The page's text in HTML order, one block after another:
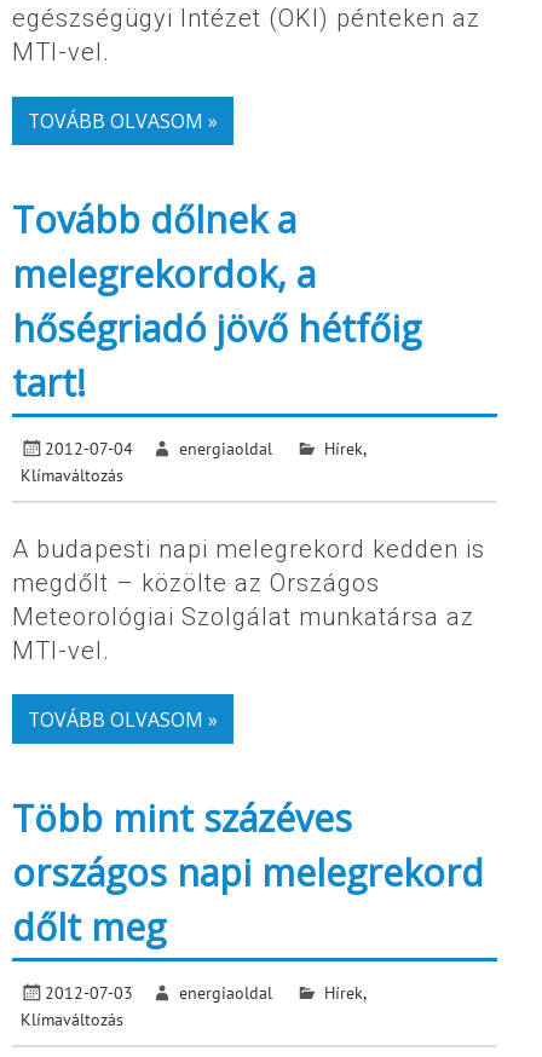
egészségügyi Intézet (OKI) pénteken az
MTI-vel.
TOVÁBB OLVASOM »
Tovább dőlnek a
melegrekordok, a
hőségriadó jövő hétfőig
tart!
2012-07-04 energiaoldal Hírek,
Klímaváltozás
A budapesti napi melegrekord kedden is
megdőlt – közölte az Országos
Meteorológiai Szolgálat munkatársa az
MTI-vel.
TOVÁBB OLVASOM »
Több mint százéves
országos napi melegrekord
dőlt meg
2012-07-03 energiaoldal Hírek,
Klímaváltozás